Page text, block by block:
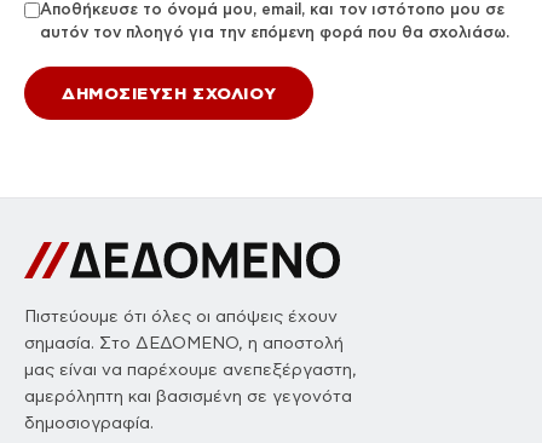
Αποθήκευσε το όνομά μου, email, και τον ιστότοπο μου σε
αυτόν τον πλοηγό για την επόμενη φορά που θα σχολιάσω.
Πιστεύουμε ότι όλες οι απόψεις έχουν
σημασία. Στο ΔΕΔΟΜΕΝΟ, η αποστολή
μας είναι να παρέχουμε ανεπεξέργαστη,
αμερόληπτη και βασισμένη σε γεγονότα
δημοσιογραφία.